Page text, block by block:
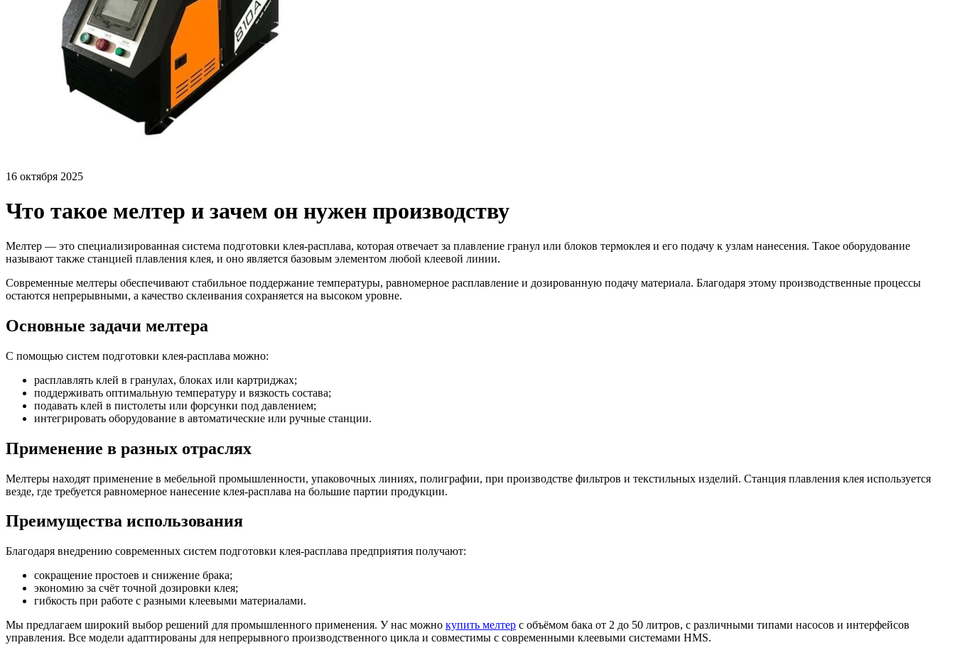
16 октября 2025
Что такое мелтер и зачем он нужен производству
Мелтер — это специализированная система подготовки клея-расплава, которая отвечает за плавление гранул или блоков термоклея и его подачу к узлам нанесения. Такое оборудование
называют также станцией плавления клея, и оно является базовым элементом любой клеевой линии.
Современные мелтеры обеспечивают стабильное поддержание температуры, равномерное расплавление и дозированную подачу материала. Благодаря этому производственные процессы
остаются непрерывными, а качество склеивания сохраняется на высоком уровне.
Основные задачи мелтера
С помощью систем подготовки клея-расплава можно:
расплавлять клей в гранулах, блоках или картриджах;
поддерживать оптимальную температуру и вязкость состава;
подавать клей в пистолеты или форсунки под давлением;
интегрировать оборудование в автоматические или ручные станции.
Применение в разных отраслях
Мелтеры находят применение в мебельной промышленности, упаковочных линиях, полиграфии, при производстве фильтров и текстильных изделий. Станция плавления клея используется
везде, где требуется равномерное нанесение клея-расплава на большие партии продукции.
Преимущества использования
Благодаря внедрению современных систем подготовки клея-расплава предприятия получают:
сокращение простоев и снижение брака;
экономию за счёт точной дозировки клея;
гибкость при работе с разными клеевыми материалами.
Мы предлагаем широкий выбор решений для промышленного применения. У нас можно купить мелтер с объёмом бака от 2 до 50 литров, с различными типами насосов и интерфейсов
управления. Все модели адаптированы для непрерывного производственного цикла и совместимы с современными клеевыми системами HMS.